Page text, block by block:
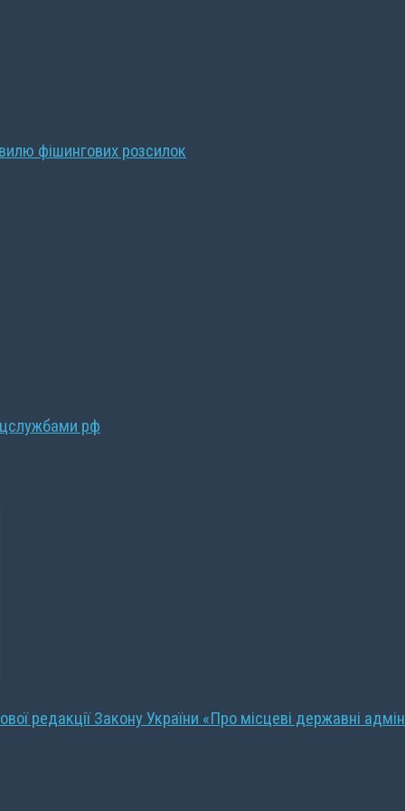
фішингових розсилок
рф
редакції Закону України «Про місцеві державні